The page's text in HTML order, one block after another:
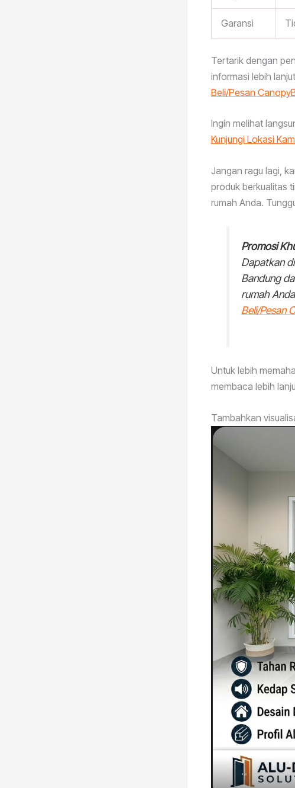
Garansi
Tertarik dengan
informasi lebih
Beli/Pesan
Ingin melihat
Kunjungi Lokasi
Jangan ragu lagi,
produk berkualitas
rumah Anda.
Promosi
Dapatkan
Bandung
rumah
Beli/Pesan
Untuk lebih
membaca lebih
Tambahkan